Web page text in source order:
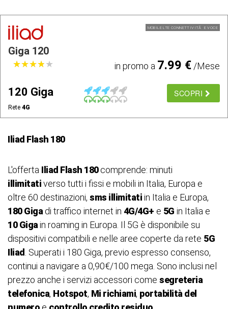
MOBILE LTE CONNETTIVITÃ E VOCE
Giga 120
★★★★★
★★★★★ in promo a 7.99 €/Mese
120 Giga
Rete 4G
SCOPRI
Iliad Flash 180
L'offerta Iliad Flash 180comprende: minuti
illimitativerso tutti i fissi e mobili in Italia, Europa e
oltre 60 destinazioni, sms illimitatiin Italia e Europa,
180 Giga di traffico internet in 4G/4G+ e 5G in Italia e
10 Gigain roaming in Europa. Il 5G è disponibile su
dispositivi compatibili e nelle aree coperte da rete 5G
Iliad . Superati i 180 Giga, previo espresso consenso,
continui a navigare a 0,90€/100 mega. Sono inclusi nel
prezzo anche i servizi accessori come segreteria
telefonica, Hotspot, Mi richiami, portabilità del